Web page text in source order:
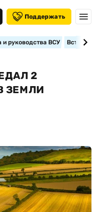
Поддержать
и руководства ВСУ
2
ЗЕМЛИ